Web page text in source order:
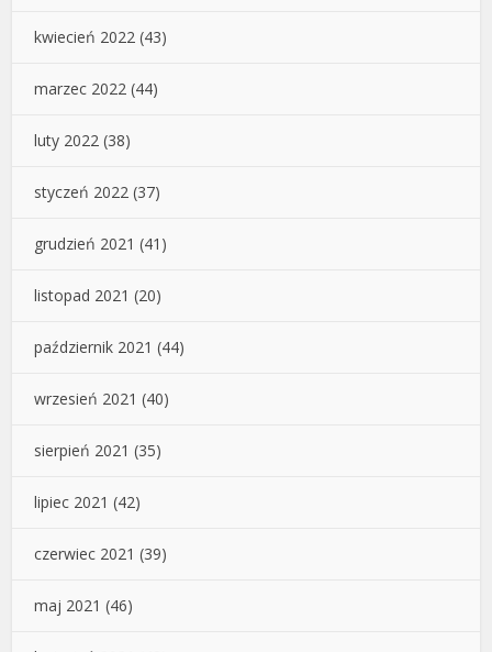
kwiecień 2022 (43)
marzec 2022 (44)
luty 2022 (38)
styczeń 2022 (37)
grudzień 2021 (41)
listopad 2021 (20)
październik 2021 (44)
wrzesień 2021 (40)
sierpień 2021 (35)
lipiec 2021 (42)
czerwiec 2021 (39)
maj 2021 (46)